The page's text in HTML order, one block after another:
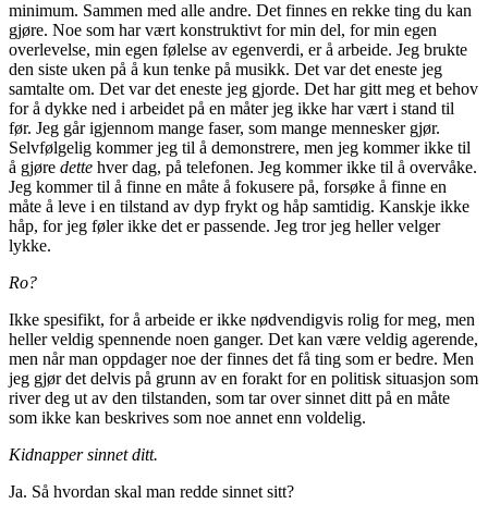
minimum. Sammen med alle andre. Det finnes en rekke ting du kan
gjøre. Noe som har vært konstruktivt for min del, for min egen
overlevelse, min egen følelse av egenverdi, er å arbeide. Jeg brukte
den siste uken på å kun tenke på musikk. Det var det eneste jeg
samtalte om. Det var det eneste jeg gjorde. Det har gitt meg et behov
for å dykke ned i arbeidet på en måter jeg ikke har vært i stand til
før. Jeg går igjennom mange faser, som mange mennesker gjør.
Selvfølgelig kommer jeg til å demonstrere, men jeg kommer ikke til
å gjøre dette hver dag, på telefonen. Jeg kommer ikke til å overvåke.
Jeg kommer til å finne en måte å fokusere på, forsøke å finne en
måte å leve i en tilstand av dyp frykt og håp samtidig. Kanskje ikke
håp, for jeg føler ikke det er passende. Jeg tror jeg heller velger
lykke.
Ro?
Ikke spesifikt, for å arbeide er ikke nødvendigvis rolig for meg, men
heller veldig spennende noen ganger. Det kan være veldig agerende,
men når man oppdager noe der finnes det få ting som er bedre. Men
jeg gjør det delvis på grunn av en forakt for en politisk situasjon som
river deg ut av den tilstanden, som tar over sinnet ditt på en måte
som ikke kan beskrives som noe annet enn voldelig.
Kidnapper sinnet ditt.
Ja. Så hvordan skal man redde sinnet sitt?